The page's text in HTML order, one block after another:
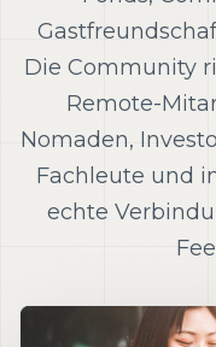
Die Community
Remote-
Nomaden,
Fachleute und
echte